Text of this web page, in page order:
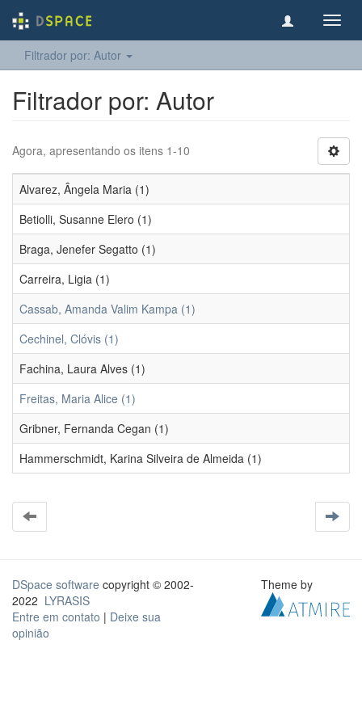
Filtrador por: Autor
Filtrador por: Autor
Agora, apresentando os itens 1-10
Alvarez, Ângela Maria (1)
Betiolli, Susanne Elero (1)
Braga, Jenefer Segatto (1)
Carreira, Ligia (1)
Cassab, Amanda Valim Kampa (1)
Cechinel, Clóvis (1)
Fachina, Laura Alves (1)
Freitas, Maria Alice (1)
Gribner, Fernanda Cegan (1)
Hammerschmidt, Karina Silveira de Almeida (1)
DSpace software copyright © 2002-
2022 LYRASIS
Entre em contato | Deixe sua
opinião
Theme by